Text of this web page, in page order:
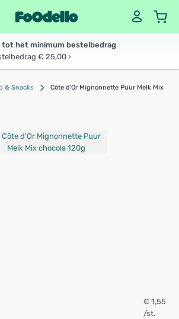
tot het minimum bestelbedrag
€ 25,00 ›
& Snacks Côte d'Or Mignonnette Puur Melk Mix
€ 1,55
/st.